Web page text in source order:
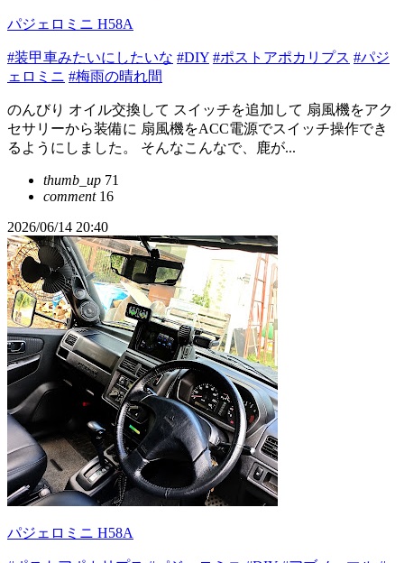
パジェロミニ H58A
#装甲車みたいにしたいな #DIY #ポストアポカリプス #パジ
ェロミニ #梅雨の晴れ間
のんびり オイル交換して スイッチを追加して 扇風機をアク
セサリーから装備に 扇風機をACC電源でスイッチ操作でき
るようにしました。 そんなこんなで、鹿が...
thumb_up 71
comment16
2026/06/14 20:40
パジェロミニ H58A